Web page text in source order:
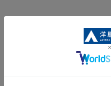
【サイズスペック】
[M/79]ウエスト:81cm ヒップ
[L/82]ウエスト:84cm ヒップ
[LL/85]ウエスト:87cm ヒップ